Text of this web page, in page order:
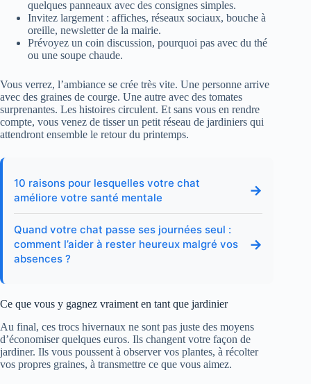
quelques panneaux avec des consignes simples.
Invitez largement : affiches, réseaux sociaux, bouche à
oreille, newsletter de la mairie.
Prévoyez un coin discussion, pourquoi pas avec du thé
ou une soupe chaude.
Vous verrez, l’ambiance se crée très vite. Une personne arrive
avec des graines de courge. Une autre avec des tomates
surprenantes. Les histoires circulent. Et sans vous en rendre
compte, vous venez de tisser un petit réseau de jardiniers qui
attendront ensemble le retour du printemps.
10 raisons pour lesquelles votre chat
améliore votre santé mentale
→
Quand votre chat passe ses journées seul :
comment l’aider à rester heureux malgré vos
absences ?
→
Ce que vous y gagnez vraiment en tant que jardinier
Au final, ces trocs hivernaux ne sont pas juste des moyens
d’économiser quelques euros. Ils changent votre façon de
jardiner. Ils vous poussent à observer vos plantes, à récolter
vos propres graines, à transmettre ce que vous aimez.